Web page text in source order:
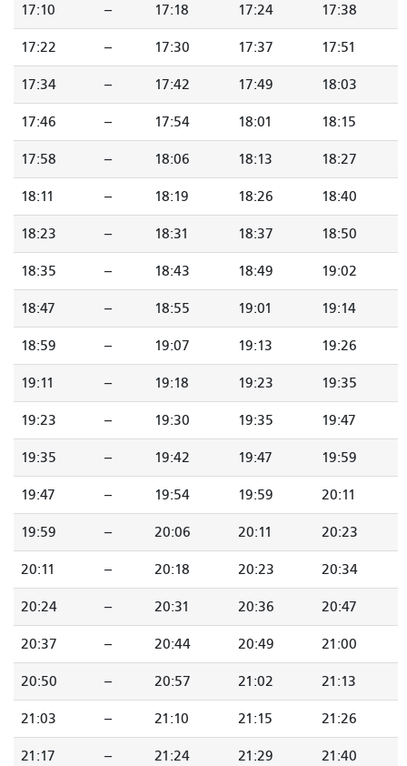
17:10 -- 17:18 17:24 17:38
17:22 -- 17:30 17:37 17:51
17:34 -- 17:42 17:49 18:03
17:46 -- 17:54 18:01 18:15
17:58 -- 18:06 18:13 18:27
18:11 -- 18:19 18:26 18:40
18:23 -- 18:31 18:37 18:50
18:35 -- 18:43 18:49 19:02
18:47 -- 18:55 19:01 19:14
18:59 -- 19:07 19:13 19:26
19:11 -- 19:18 19:23 19:35
19:23 -- 19:30 19:35 19:47
19:35 -- 19:42 19:47 19:59
19:47 -- 19:54 19:59 20:11
19:59 -- 20:06 20:11 20:23
20:11 -- 20:18 20:23 20:34
20:24 -- 20:31 20:36 20:47
20:37 -- 20:44 20:49 21:00
20:50 -- 20:57 21:02 21:13
21:03 -- 21:10 21:15 21:26
21:17 -- 21:24 21:29 21:40